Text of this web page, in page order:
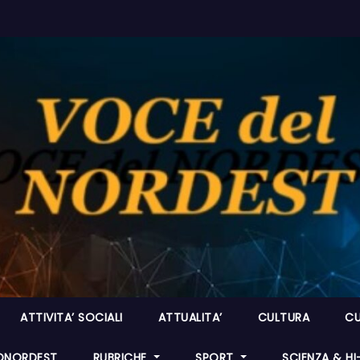
ATTIVITA’ SOCIALI ATTUALITA’ CULTURA